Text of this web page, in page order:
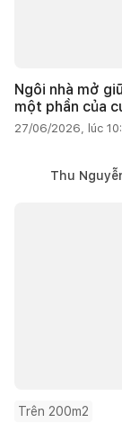
Ngôi nhà mở
một phần của
27/06/2026, lúc
Thu
Trên 200m2